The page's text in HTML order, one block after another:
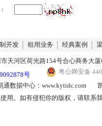
：
开发 租用业务 经典案例
天河区荷光路154号合心商务大厦
号
粤公网安备
通数据中心：www.kytidc.com
用。如有侵犯你的版权，请联系